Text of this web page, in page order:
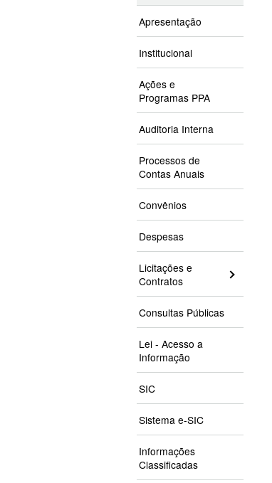
Apresentação
Institucional
Ações e
Programas PPA
Auditoria Interna
Processos de
Contas Anuais
Convênios
Despesas
Licitações e
Contratos
Consultas Públicas
Lei - Acesso a
Informação
SIC
Sistema e-SIC
Informações
Classificadas